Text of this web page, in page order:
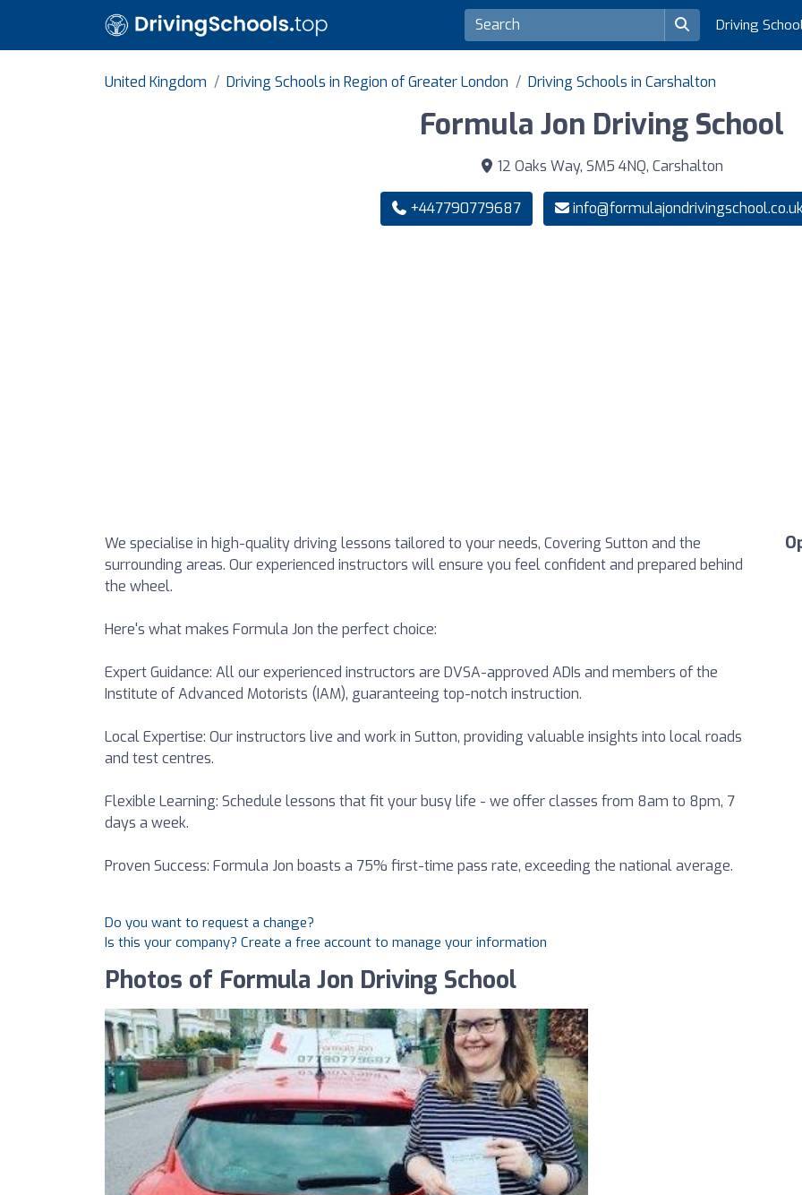
Driving
United Kingdom Driving Schools in Region of Greater London Driving Schools in Carshalton
Formula Jon Driving School
12 Oaks Way, SM5 4NQ, Carshalton
+447790779687
We specialise in high-quality driving lessons tailored to your needs, Covering Sutton and the
surrounding areas. Our experienced instructors will ensure you feel confident and prepared behind
the wheel.
Here's what makes Formula Jon the perfect choice:
Expert Guidance: All our experienced instructors are DVSA-approved ADIs and members of the
Institute of Advanced Motorists (IAM), guaranteeing top-notch instruction.
Local Expertise: Our instructors live and work in Sutton, providing valuable insights into local roads
and test centres.
Flexible Learning: Schedule lessons that fit your busy life - we offer classes from 8am to 8pm, 7
days a week.
Proven Success: Formula Jon boasts a 75% first-time pass rate, exceeding the national average.
Do you want to request a change?
Is this your company? Create a free account to manage your information
Photos of Formula Jon Driving School